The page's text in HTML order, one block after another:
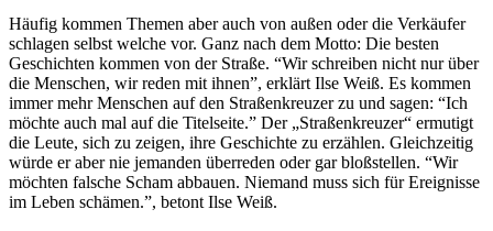
Häufig kommen Themen aber auch von außen oder die Verkäufer
schlagen selbst welche vor. Ganz nach dem Motto: Die besten
Geschichten kommen von der Straße. “Wir schreiben nicht nur über
die Menschen, wir reden mit ihnen”, erklärt Ilse Weiß. Es kommen
immer mehr Menschen auf den Straßenkreuzer zu und sagen: “Ich
möchte auch mal auf die Titelseite.” Der „Straßenkreuzer“ ermutigt
die Leute, sich zu zeigen, ihre Geschichte zu erzählen. Gleichzeitig
würde er aber nie jemanden überreden oder gar bloßstellen. “Wir
möchten falsche Scham abbauen. Niemand muss sich für Ereignisse
im Leben schämen.”, betont Ilse Weiß.